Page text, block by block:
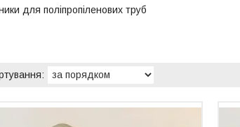
для поліпропіленових труб